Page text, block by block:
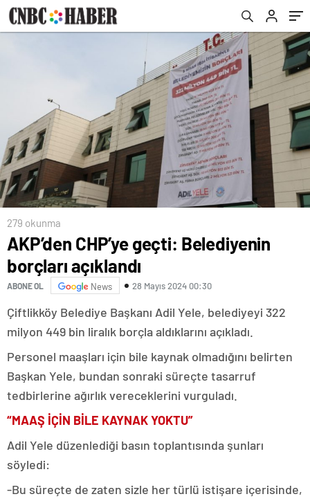
279 okunma
AKP’den CHP’ye geçti: Belediyenin
borçları açıklandı
ABONE OL News 28 Mayıs 2024 00:30
Çiftlikköy Belediye Başkanı Adil Yele, belediyeyi 322
milyon 449 bin liralık borçla aldıklarını açıkladı.
Personel maaşları için bile kaynak olmadığını belirten
Başkan Yele, bundan sonraki süreçte tasarruf
tedbirlerine ağırlık vereceklerini vurguladı.
“MAAŞ İÇİN BİLE KAYNAK YOKTU”
Adil Yele düzenlediği basın toplantısında şunları
söyledi:
-Bu süreçte de zaten sizle her türlü istişare içerisinde,